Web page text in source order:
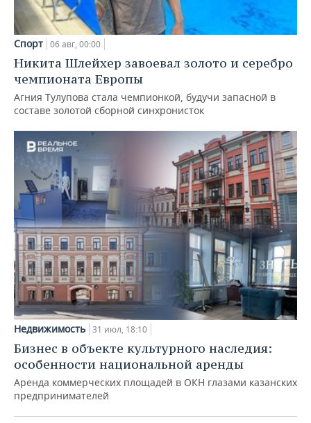
Спорт 06 авг, 00:00
Никита Шлейхер завоевал золото и серебро
чемпионата Европы
Агния Тулупова стала чемпионкой, будучи запасной в
составе золотой сборной синхронисток
Недвижимость 31 июл, 18:10
Бизнес в объекте культурного наследия:
особенности национальной аренды
Аренда коммерческих площадей в ОКН глазами казанских
предпринимателей